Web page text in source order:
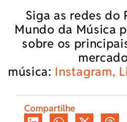
Siga as redes do
Mundo da Música
sobre os
música: Instagram,
Compartilhe